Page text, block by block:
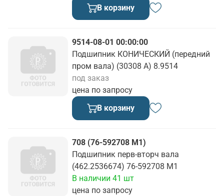
В корзину
9514-08-01 00:00:00
Подшипник КОНИЧЕСКИЙ (передний
пром вала) (30308 А) 8.9514
цена по запросу
под заказ
В корзину
708 (76-592708 М1)
Подшипник перв-вторч вала
(462.2536674) 76-592708 М1
цена по запросу
В наличии 41 шт